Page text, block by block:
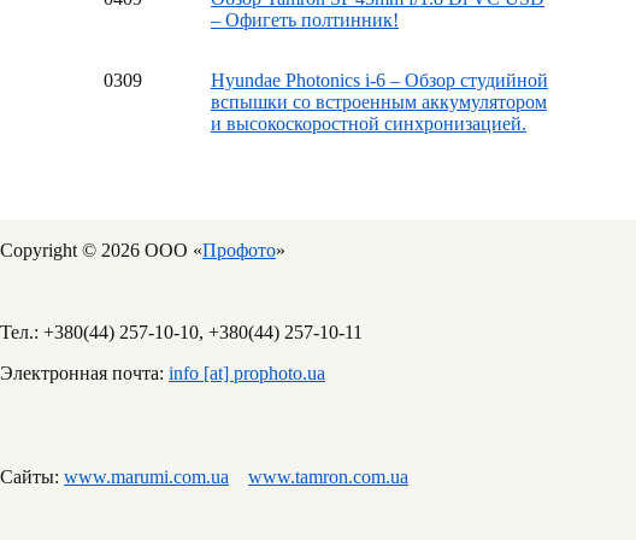
– Офигеть полтинник!
0309
Hyundae Photonics i-6 – Обзор студийной
вспышки со встроенным аккумулятором
и высокоскоростной синхронизацией.
Copyright © 2026 ООО «Профото»
Тел.: +380(44) 257-10-10, +380(44) 257-10-11
Электронная почта: info [at] prophoto.ua
Сайты: www.marumi.com.ua www.tamron.com.ua